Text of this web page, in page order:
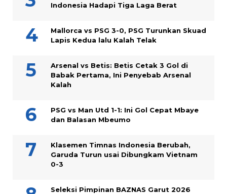
Indonesia Hadapi Tiga Laga Berat
Mallorca vs PSG 3-0, PSG Turunkan Skuad
Lapis Kedua lalu Kalah Telak
Arsenal vs Betis: Betis Cetak 3 Gol di
Babak Pertama, Ini Penyebab Arsenal
Kalah
PSG vs Man Utd 1-1: Ini Gol Cepat Mbaye
dan Balasan Mbeumo
Klasemen Timnas Indonesia Berubah,
Garuda Turun usai Dibungkam Vietnam
0-3
Seleksi Pimpinan BAZNAS Garut 2026